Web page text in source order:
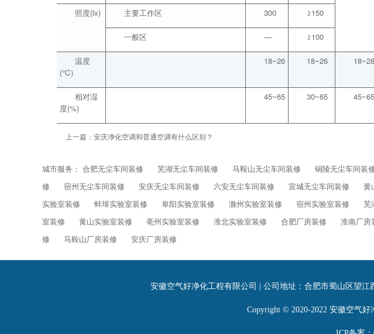
照度(lx) 主要工作区 300 ≥150
一般区 — ≥100
温度
(℃)
18~26 18~26 18~28
相对湿
度(%)
45~65 30~65 45~65
上一篇： 安庆净化空调和普通空调有什么区别？
城市服务： 合肥无尘车间装修 芜湖无尘车间装修 马鞍山无尘车间装修 铜陵无尘车间装
修
宿州无尘车间装修 安庆无尘车间装修 六安无尘车间装修 宣城无尘车间装修 黄
实验室装修
蚌埠实验室装修 阜阳实验室装修 滁州实验室装修 宿州实验室装修 芜
室装修
黄山实验室装修 亳州实验室装修 淮北实验室装修 合肥厂房装修 淮南厂房
修
马鞍山厂房装修 安庆厂房装修
安徽空气好净化工程有限公司 | 公司地址：合肥市蜀山区望江
Copyright © 2020-2022 安徽空气